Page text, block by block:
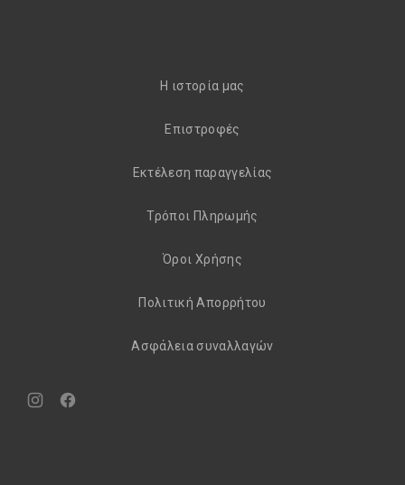
H ιστορία μας
Eπιστροφές
Εκτέλεση παραγγελίας
Τρόποι Πληρωμής
Όροι Χρήσης
Πολιτική Απορρήτου
Aσφάλεια συναλλαγών
Νέο
Νέο